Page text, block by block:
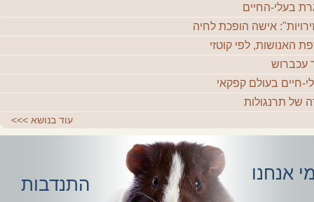
בעלי-החיים
אישה הופכת לחיה
האנושות, לפי קוטזי
עכברוש
חיים בעולם קפקאי
של תרנגולות
עוד בנושא >>>
אנחנו
התנדבות